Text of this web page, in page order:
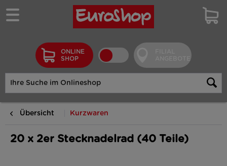
ONLINE
SHOP
Übersicht Kurzwaren
20 x 2er Stecknadelrad (40 Teile)